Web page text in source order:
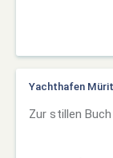
Yachthafen
Zur stillen